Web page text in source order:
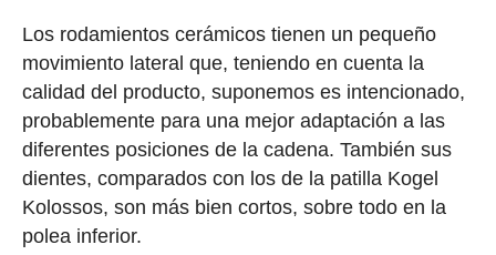
Los rodamientos cerámicos tienen un pequeño
movimiento lateral que, teniendo en cuenta la
calidad del producto, suponemos es intencionado,
probablemente para una mejor adaptación a las
diferentes posiciones de la cadena. También sus
dientes, comparados con los de la patilla Kogel
Kolossos, son más bien cortos, sobre todo en la
polea inferior.